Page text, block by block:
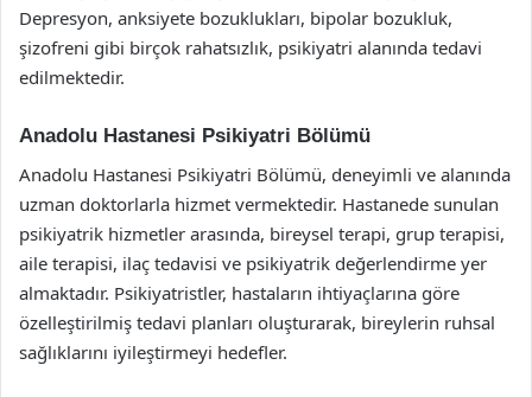
Depresyon, anksiyete bozuklukları, bipolar bozukluk,
şizofreni gibi birçok rahatsızlık, psikiyatri alanında tedavi
edilmektedir.
Anadolu Hastanesi Psikiyatri Bölümü
Anadolu Hastanesi Psikiyatri Bölümü, deneyimli ve alanında
uzman doktorlarla hizmet vermektedir. Hastanede sunulan
psikiyatrik hizmetler arasında, bireysel terapi, grup terapisi,
aile terapisi, ilaç tedavisi ve psikiyatrik değerlendirme yer
almaktadır. Psikiyatristler, hastaların ihtiyaçlarına göre
özelleştirilmiş tedavi planları oluşturarak, bireylerin ruhsal
sağlıklarını iyileştirmeyi hedefler.